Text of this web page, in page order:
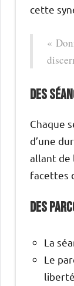
cette
«
Des
Chaque
d’une
allant de
facettes
Des
La
Le
liberté.